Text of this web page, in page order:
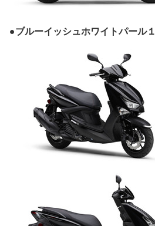
●ブルーイッシュホワイトパール１